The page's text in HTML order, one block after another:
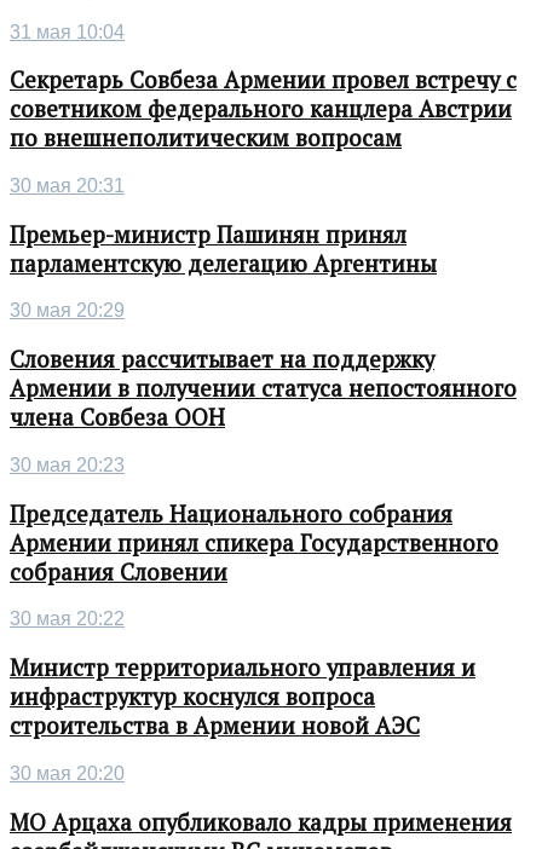
31 мая 10:04
Секретарь Совбеза Армении провел встречу с
советником федерального канцлера Австрии
по внешнеполитическим вопросам
30 мая 20:31
Премьер-министр Пашинян принял
парламентскую делегацию Аргентины
30 мая 20:29
Словения рассчитывает на поддержку
Армении в получении статуса непостоянного
члена Совбеза ООН
30 мая 20:23
Председатель Национального собрания
Армении принял спикера Государственного
собрания Словении
30 мая 20:22
Министр территориального управления и
инфраструктур коснулся вопроса
строительства в Армении новой АЭС
30 мая 20:20
МО Арцаха опубликовало кадры применения